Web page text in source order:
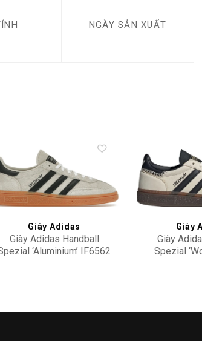
NGÀY SẢN XUẤT
Add to
wishlist
Giày Adidas
Giày Adidas Handball
‘Aluminium’ IF6562
Giày
Giày
Spezial